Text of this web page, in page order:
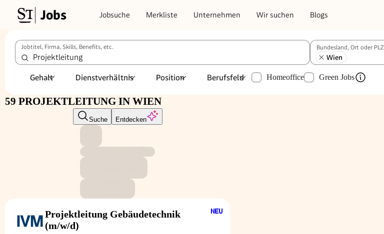
Jobs Jobsuche Merkliste Unternehmen Wir suchen Blogs
Jobtitel, Firma, Skills, Benefits, etc. Bundesland, Ort oder PLZ
Wien
Gehalt Dienstverhältnis Position Berufsfeld Homeoffice Green Jobs
59 PROJEKTLEITUNG IN WIEN
Suche Entdecken
Projektleitung Gebäudetechnik
(m/w/d)